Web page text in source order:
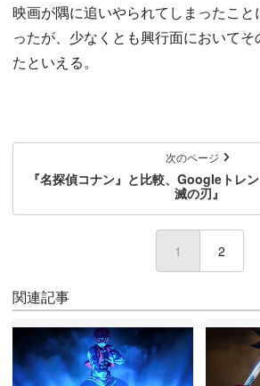
映画が隅に追いやられてしまったこ
ったが、少なくとも興行面において
たといえる。
次のページ
『名探偵コナン』と比較、Googleトレ
滅の刃』
1 (current)
2
関連記事